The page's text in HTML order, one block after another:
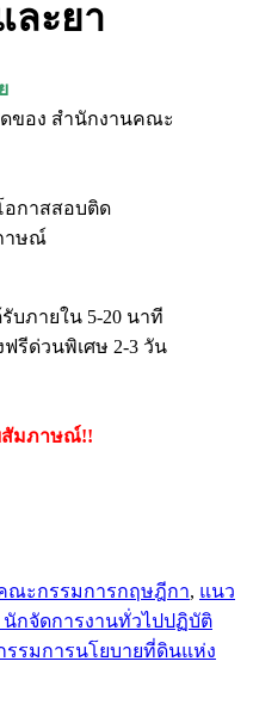
ละยา
ของ สำนักงานคณะ
อกาสสอบติด
าษณ์
รับภายใน 5-20 นาที
รีด่วนพิเศษ 2-3 วัน
สัมภาษณ์!!
ณะกรรมการกฤษฎีกา, แนว
กจัดการงานทั่วไปปฏิบัติ
รมการนโยบายที่ดินแห่ง